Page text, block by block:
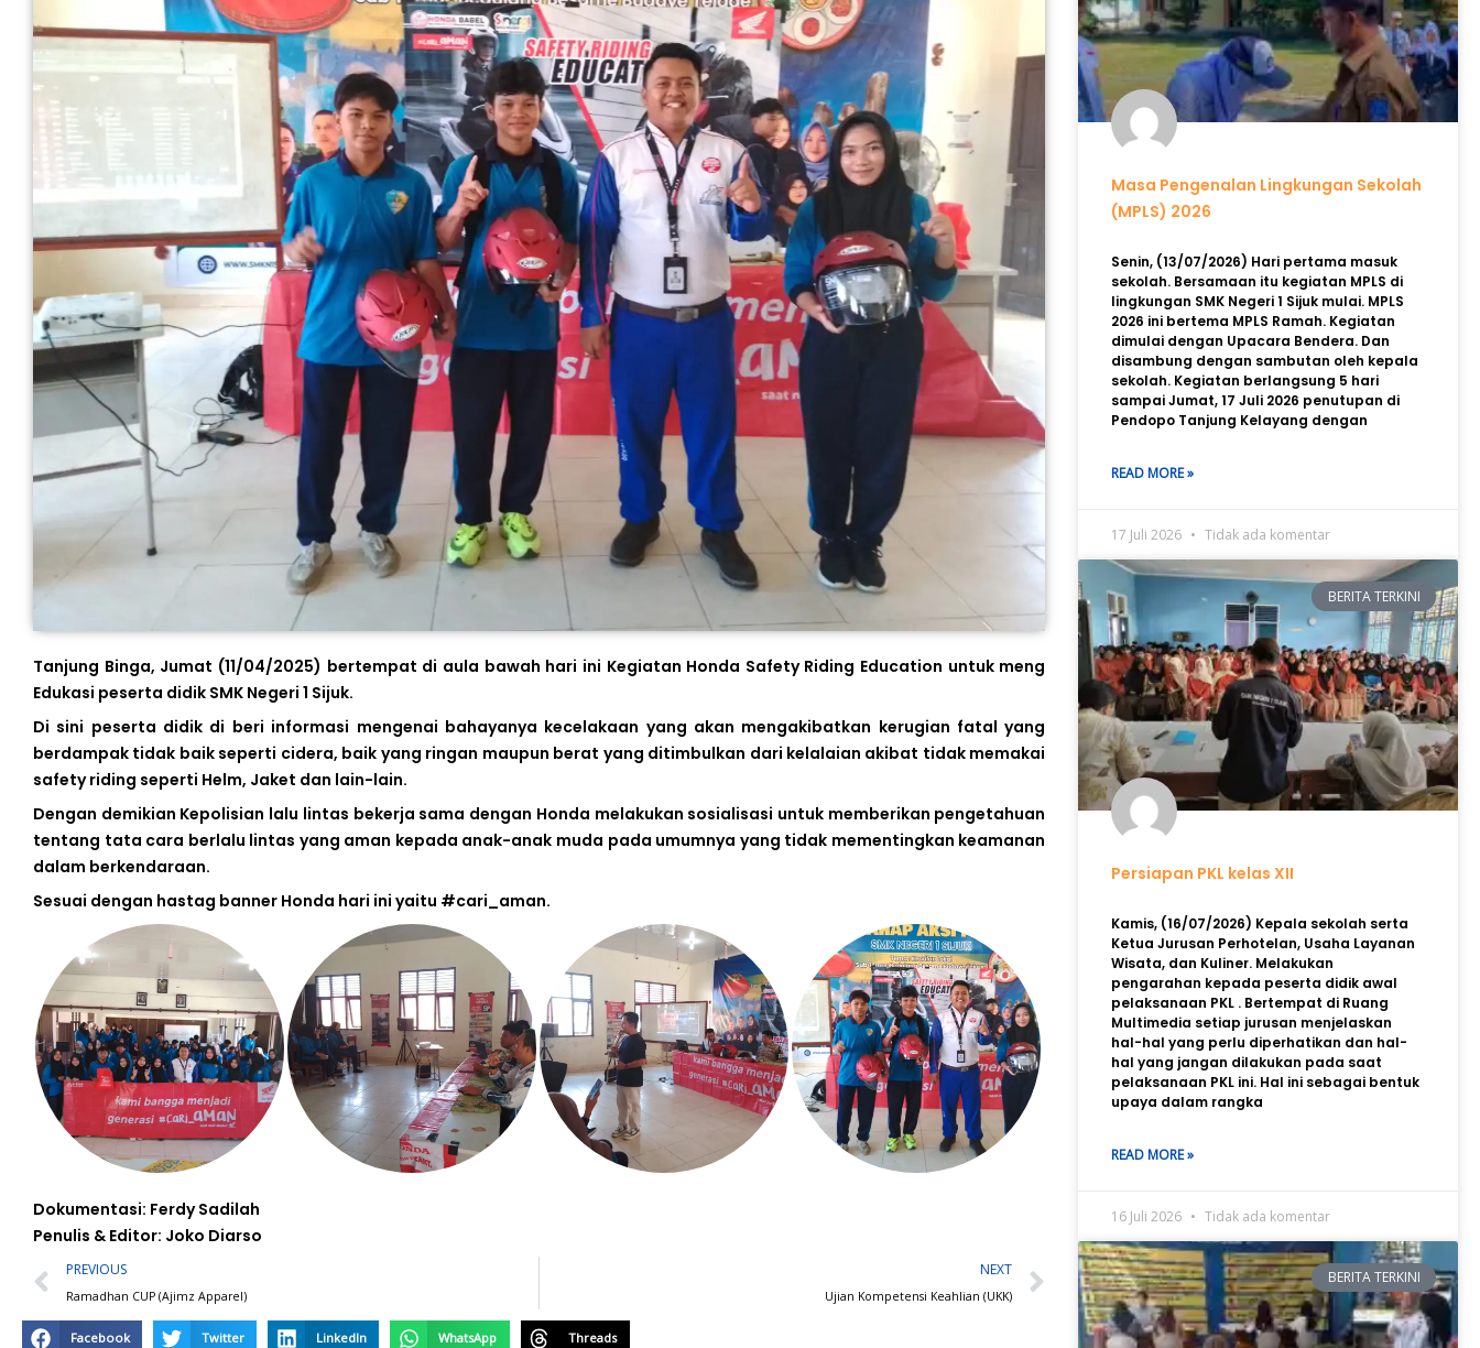
Tanjung Binga, Jumat (11/04/2025) bertempat di aula bawah hari ini Kegiatan Honda Safety Riding Education untuk meng
Edukasi peserta didik SMK Negeri 1 Sijuk.
Di sini peserta didik di beri informasi mengenai bahayanya kecelakaan yang akan mengakibatkan kerugian fatal yang
berdampak tidak baik seperti cidera, baik yang ringan maupun berat yang ditimbulkan dari kelalaian akibat tidak memakai
safety riding seperti Helm, Jaket dan lain-lain.
Dengan demikian Kepolisian lalu lintas bekerja sama dengan Honda melakukan sosialisasi untuk memberikan pengetahuan
tentang tata cara berlalu lintas yang aman kepada anak-anak muda pada umumnya yang tidak mementingkan keamanan
dalam berkendaraan.
Sesuai dengan hastag banner Honda hari ini yaitu #cari_aman.
Dokumentasi: Ferdy Sadilah
Penulis & Editor: Joko Diarso
Prev
PREVIOUS
Ramadhan CUP (Ajimz Apparel)
NEXT
Ujian Kompetensi Keahlian (UKK)
Next
Facebook Twitter LinkedIn WhatsApp Threads
Masa Pengenalan Lingkungan Sekolah
(MPLS) 2026
Senin, (13/07/2026) Hari pertama masuk
sekolah. Bersamaan itu kegiatan MPLS di
lingkungan SMK Negeri 1 Sijuk mulai. MPLS
2026 ini bertema MPLS Ramah. Kegiatan
dimulai dengan Upacara Bendera. Dan
disambung dengan sambutan oleh kepala
sekolah. Kegiatan berlangsung 5 hari
sampai Jumat, 17 Juli 2026 penutupan di
Pendopo Tanjung Kelayang dengan
READ MORE »
17 Juli 2026 Tidak ada komentar
BERITA TERKINI
Persiapan PKL kelas XII
Kamis, (16/07/2026) Kepala sekolah serta
Ketua Jurusan Perhotelan, Usaha Layanan
Wisata, dan Kuliner. Melakukan
pengarahan kepada peserta didik awal
pelaksanaan PKL . Bertempat di Ruang
Multimedia setiap jurusan menjelaskan
hal-hal yang perlu diperhatikan dan hal-
hal yang jangan dilakukan pada saat
pelaksanaan PKL ini. Hal ini sebagai bentuk
upaya dalam rangka
READ MORE »
16 Juli 2026 Tidak ada komentar
BERITA TERKINI